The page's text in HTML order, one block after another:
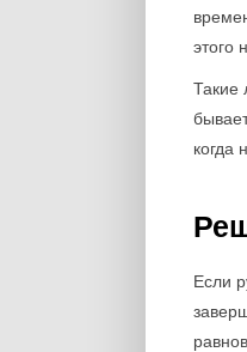
этого
Такие
когда
Если